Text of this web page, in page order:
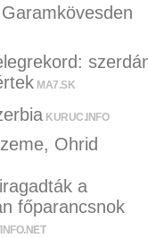
MA7.SK
KURUC.INFO
Ohrid
a
főparancsnok